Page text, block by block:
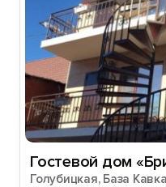
Гостевой дом
Голубицкая, База